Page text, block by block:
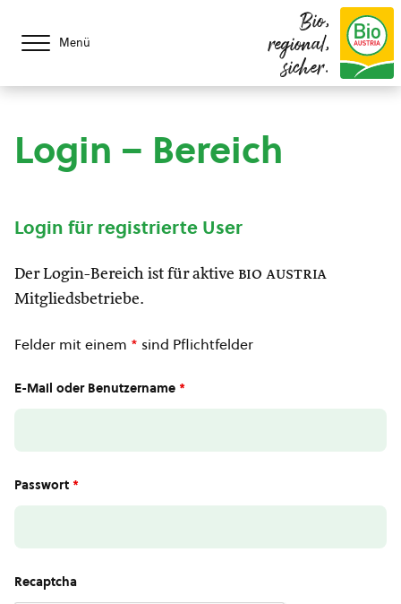
Menü
Bio,
regional,
sicher.
Login – Bereich
Login für registrierte User
Der Login-Bereich ist für aktive bio austria
Mitgliedsbetriebe.
Felder mit einem * sind Pflichtfelder
E-Mail oder Benutzername *
Passwort *
Recaptcha